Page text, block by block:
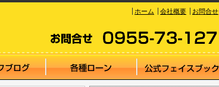
ホーム 会社概要 お問合せ